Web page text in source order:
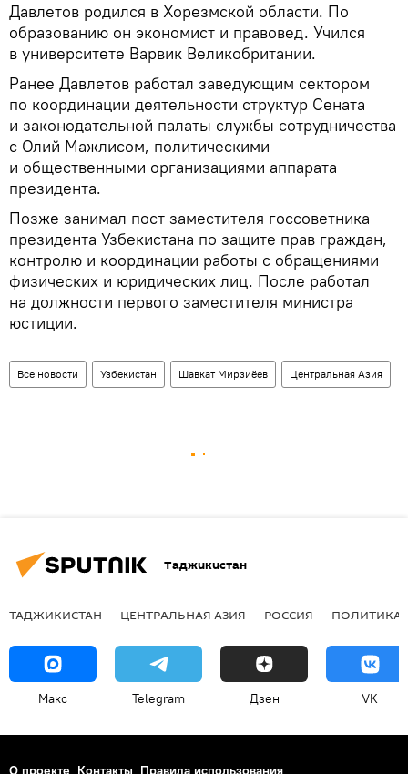
Давлетов родился в Хорезмской области. По
образованию он экономист и правовед. Учился
в университете Варвик Великобритании.
Ранее Давлетов работал заведующим сектором
по координации деятельности структур Сената
и законодательной палаты службы сотрудничества
с Олий Мажлисом, политическими
и общественными организациями аппарата
президента.
Позже занимал пост заместителя госсоветника
президента Узбекистана по защите прав граждан,
контролю и координации работы с обращениями
физических и юридических лиц. После работал
на должности первого заместителя министра
юстиции.
Все новости Узбекистан Шавкат Мирзиёев Центральная Азия
Таджикистан
ТАДЖИКИСТАН ЦЕНТРАЛЬНАЯ АЗИЯ РОССИЯ ПОЛИТИКА
Макс Telegram Дзен VK
О проекте Контакты Правила использования